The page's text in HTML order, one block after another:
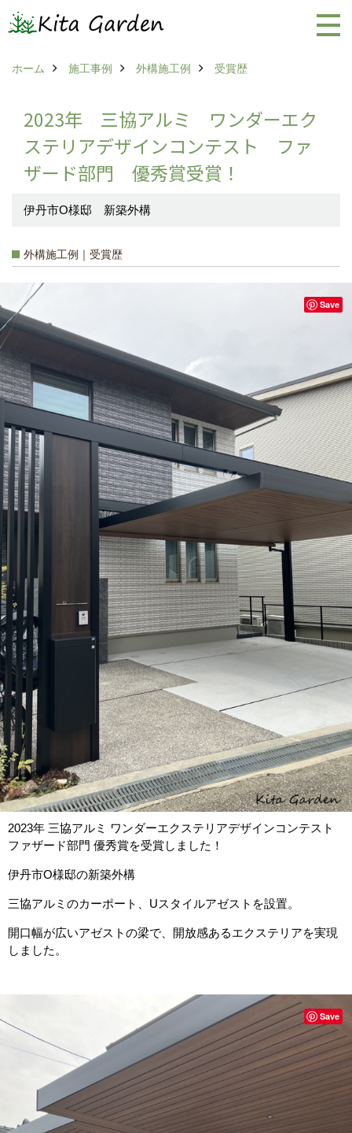
ホーム 施工事例 外構施工例 受賞歴
2023年 三協アルミ ワンダーエク
ステリアデザインコンテスト ファ
ザード部門 優秀賞受賞！
伊丹市O様邸 新築外構
外構施工例｜受賞歴
2023年 三協アルミ ワンダーエクステリアデザインコンテスト
ファザード部門 優秀賞を受賞しました！
伊丹市O様邸の新築外構
三協アルミのカーポート、Uスタイルアゼストを設置。
開口幅が広いアゼストの梁で、開放感あるエクステリアを実現
しました。
Save
Save